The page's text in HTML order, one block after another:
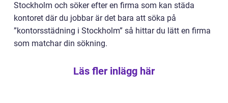
Stockholm och söker efter en firma som kan städa
kontoret där du jobbar är det bara att söka på
”kontorsstädning i Stockholm” så hittar du lätt en firma
som matchar din sökning.
Läs fler inlägg här